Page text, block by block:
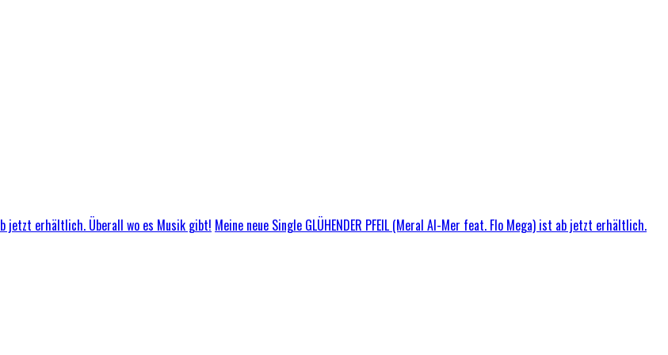
Meine neue Single GLÜHENDER PFEIL (Meral Al-Mer feat. Flo Mega) ist ab jetzt erhältlich.